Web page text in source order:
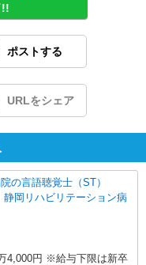
!!
ポストする
URLをシェア
の言語聴覚士（ST）
岡リハビリテーション病
4,000円 ※給与下限は新卒